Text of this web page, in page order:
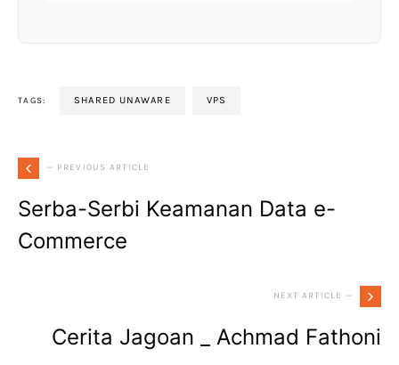
TAGS: SHARED UNAWARE VPS
— PREVIOUS ARTICLE
Serba-Serbi Keamanan Data e-
Commerce
NEXT ARTICLE —
Cerita Jagoan _ Achmad Fathoni